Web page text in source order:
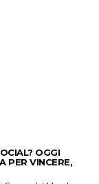
OGGI
PER VINCERE,